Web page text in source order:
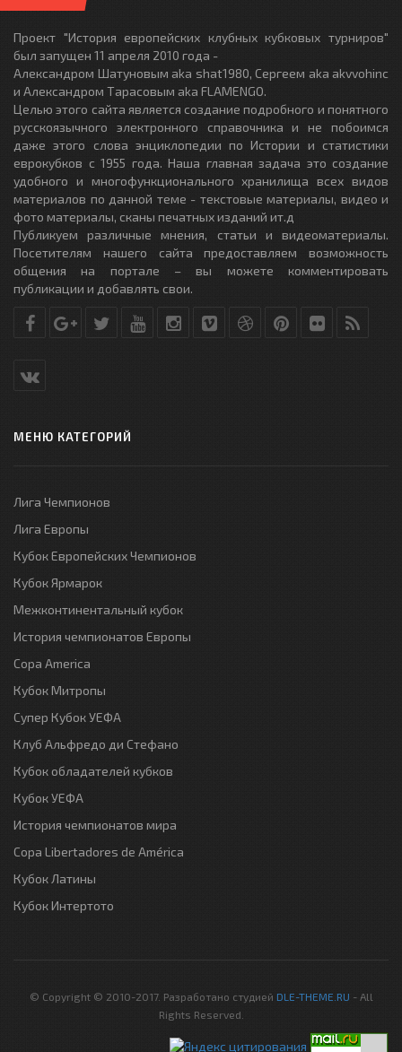
Проект "История европейских клубных кубковых турниров"
был запущен 11 апреля 2010 года -
Александром Шатуновым aka shat1980, Сергеем aka akvvohinc
и Александром Тарасовым aka FLAMENGO.
Целью этого сайта является создание подробного и понятного
русскоязычного электронного справочника и не побоимся
даже этого слова энциклопедии по Истории и статистики
еврокубков с 1955 года. Наша главная задача это создание
удобного и многофункционального хранилища всех видов
материалов по данной теме - текстовые материалы, видео и
фото материалы, сканы печатных изданий ит.д
Публикуем различные мнения, статьи и видеоматериалы.
Посетителям нашего сайта предоставляем возможность
общения на портале – вы можете комментировать
публикации и добавлять свои.
МЕНЮ КАТЕГОРИЙ
Лига Чемпионов
Лига Европы
Кубок Европейских Чемпионов
Кубок Ярмарок
Межконтинентальный кубок
История чемпионатов Европы
Copa America
Кубок Митропы
Супер Кубок УЕФА
Клуб Альфредо ди Стефано
Кубок обладателей кубков
Кубок УЕФА
История чемпионатов мира
Copa Libertadores de América
Кубок Латины
Кубок Интертото
© Copyright © 2010-2017. Разработано студией DLE-THEME.RU - All
Rights Reserved.